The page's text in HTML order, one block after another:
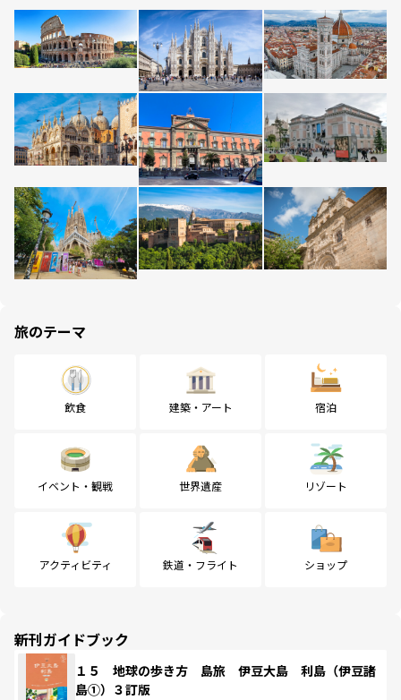
旅のテーマ
飲食 建築・アート 宿泊
イベント・観戦 世界遺産 リゾート
アクティビティ 鉄道・フライト ショップ
新刊ガイドブック
１５ 地球の歩き方 島旅 伊豆大島 利島（伊豆諸
島①）３訂版